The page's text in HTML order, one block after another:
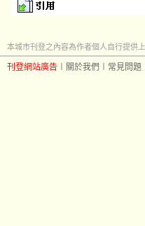
本城市刊登之內容為作者個人自行提供
刊登網站廣告 關於我們 常見問題